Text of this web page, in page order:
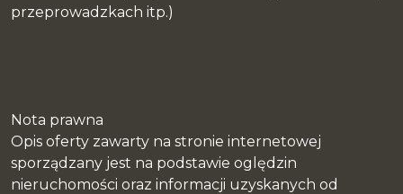
przeprowadzkach itp.)
Nota prawna
Opis oferty zawarty na stronie internetowej
sporządzany jest na podstawie oględzin
nieruchomości oraz informacji uzyskanych od